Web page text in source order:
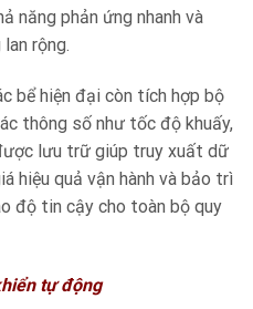
năng phản ứng nhanh và
rộng.
bể hiện đại còn tích hợp bộ
thông số như tốc độ khuấy,
lưu trữ giúp truy xuất dữ
hiệu quả vận hành và bảo trì
độ tin cậy cho toàn bộ quy
tự động